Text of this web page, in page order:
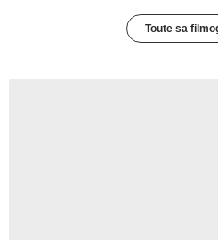
Toute sa